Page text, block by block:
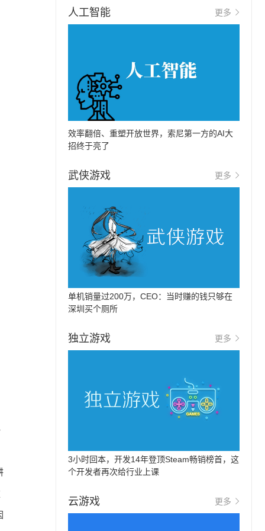
人工智能 更多
效率翻倍、重塑开放世界，索尼第一方的AI大
招终于亮了
武侠游戏 更多
单机销量过200万，CEO：当时赚的钱只够在
深圳买个厕所
独立游戏 更多
3小时回本，开发14年登顶Steam畅销榜首，这
个开发者再次给行业上课
云游戏 更多